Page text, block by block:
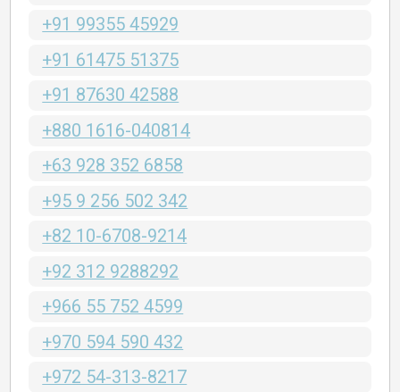
+91 99355 45929
+91 61475 51375
+91 87630 42588
+880 1616-040814
+63 928 352 6858
+95 9 256 502 342
+82 10-6708-9214
+92 312 9288292
+966 55 752 4599
+970 594 590 432
+972 54-313-8217